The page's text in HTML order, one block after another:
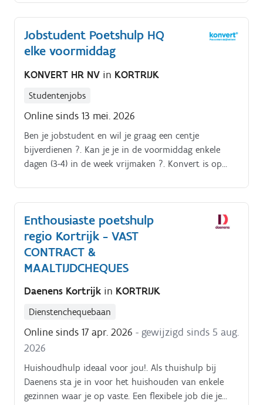
Jobstudent Poetshulp HQ
elke voormiddag
KONVERT HR NV in KORTRIJK
Studentenjobs
Online sinds 13 mei. 2026
Ben je jobstudent en wil je graag een centje
bijverdienen ?. Kan je je in de voormiddag enkele
dagen (3-4) in de week vrijmaken ?. Konvert is op
het poetsen van de ruimtes in onze hoofdzetel. Daar
sta je in voor het ledigen van vuilbakken, afwassen
en afstoffen van de bureaus, stofzuigen en dweilen
koffie zetten, vergaderzalen klaarzetten.
Enthousiaste poetshulp
regio Kortrijk - VAST
CONTRACT &
MAALTIJDCHEQUES
Daenens Kortrijk in KORTRIJK
Dienstenchequebaan
Online sinds 17 apr. 2026 - gewijzigd sinds 5 aug.
2026
Huishoudhulp ideaal voor jou!. Als thuishulp bij
Daenens sta je in voor het huishouden van enkele
gezinnen waar je op vaste. Een flexibele job die je